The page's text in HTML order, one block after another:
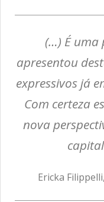
(…) É uma
apresentou
expressivos já
Com certeza
nova
Ericka